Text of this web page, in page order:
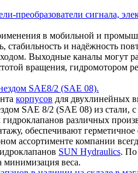
сигнала,
в мобильной и
стабильность и надёжность
Выходные каналы могут
вращения, гидромотором
SAE8/2 (SAE 08).
корпусов для двухлинейных
SAE 8/2 (SAE 08) из
различных
обеспечивают
ассортименте компании
SUN Hydraulics. По
минимизация веса.